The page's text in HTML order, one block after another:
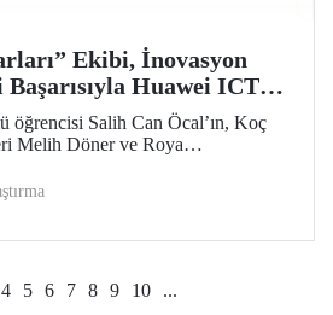
Ekibi, İnovasyon
Huawei ICT
Çin’deki Küresel
öğrencisi Salih Can Öcal’ın, Koç
Melih Döner ve Roya
isimli projesiyle
4 5 6 7 8 9 10 ...